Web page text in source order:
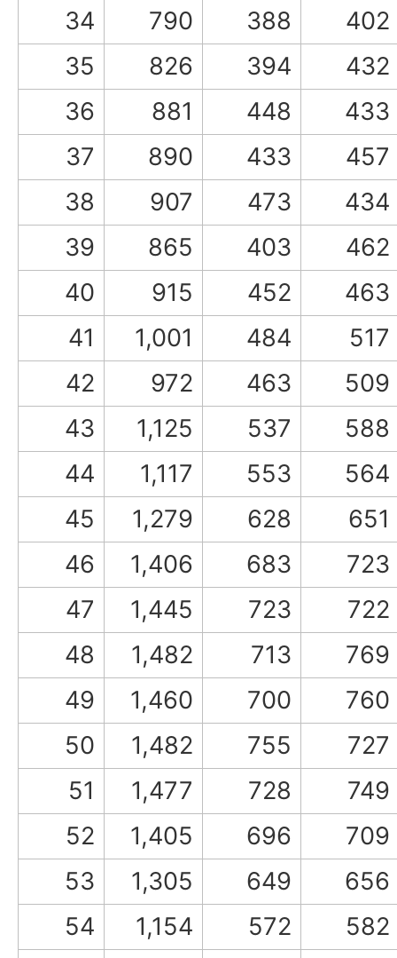
34
790 388
402
35
826 394
432
36
881 448
433
37
890 433
457
38
907 473
434
39
865 403
462
40
915 452
463
41
1,001 484
517
42
972 463
509
43
1,125 537
588
44
1,117 553
564
45
1,279 628
651
46
1,406 683
723
47
1,445 723
722
48
1,482 713
769
49
1,460 700
760
50
1,482 755
727
51
1,477 728
749
52
1,405 696
709
53
1,305 649
656
54
1,154 572
582